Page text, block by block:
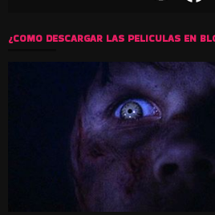
¿COMO DESCARGAR LAS PELICULAS EN